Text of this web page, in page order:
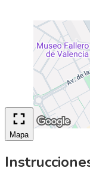
Mapa